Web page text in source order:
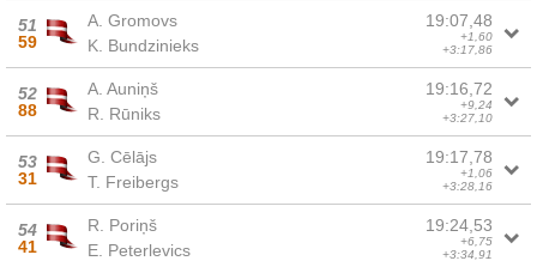
51
59
A. Gromovs
K. Bundzinieks
19:07,48
+1,60
+3:17,86
52
88
A. Auniņš
R. Rūniks
19:16,72
+9,24
+3:27,10
53
31
G. Cēlājs
T. Freibergs
19:17,78
+1,06
+3:28,16
54
41
R. Poriņš
E. Peterlevics
19:24,53
+6,75
+3:34,91